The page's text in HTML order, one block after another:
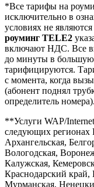
*Все тарифы на
исключительно в
условиях не
роуминг TELE2
включают НДС. Все
до минуты в большую
тарифицируются.
с момента, когда
(абонент поднял
определитель номера).
**Услуги WAP/
следующих регионах
Архангельская,
Вологодская,
Калужская,
Краснодарский край,
Мурманская,